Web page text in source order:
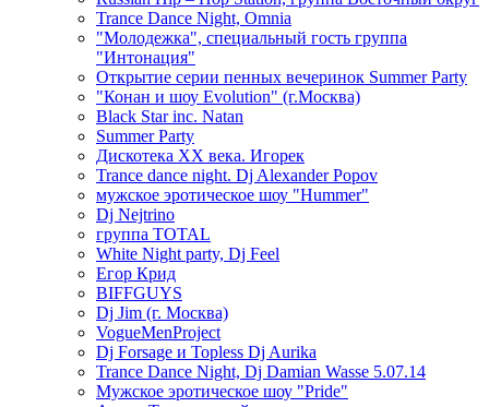
Trance Dance Night, Omnia
"Молодежка", специальный гость группа
"Интонация"
Открытие серии пенных вечеринок Summer Party
"Конан и шоу Evolution" (г.Москва)
Black Star inc. Natan
Summer Party
Дискотека ХХ века. Игорек
Trance dance night. Dj Alexander Popov
мужское эротическое шоу "Hummer"
Dj Nejtrino
группа TOTAL
White Night party, Dj Feel
Егор Крид
BIFFGUYS
Dj Jim (г. Москва)
VogueMenProject
Dj Forsage и Topless Dj Aurika
Trance Dance Night, Dj Damian Wasse 5.07.14
Мужское эротическое шоу "Pride"